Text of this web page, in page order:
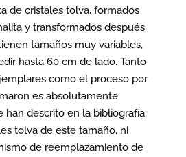
de cristales tolva, formados
y transformados después
tamaños muy variables,
hasta 60 cm de lado. Tanto
como el proceso por
es absolutamente
han descrito en la bibliografía
tolva de este tamaño, ni
de reemplazamiento de